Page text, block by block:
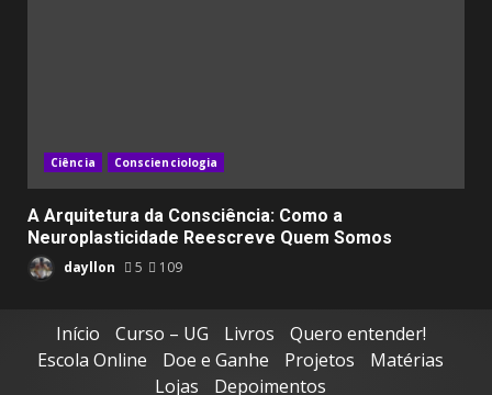
Ciência Conscienciologia
A Arquitetura da Consciência: Como a
Neuroplasticidade Reescreve Quem Somos
dayllon 5 109
Início Curso – UG Livros
Quero entender!
Escola Online
Doe e Ganhe Projetos
Matérias
Lojas
Depoimentos